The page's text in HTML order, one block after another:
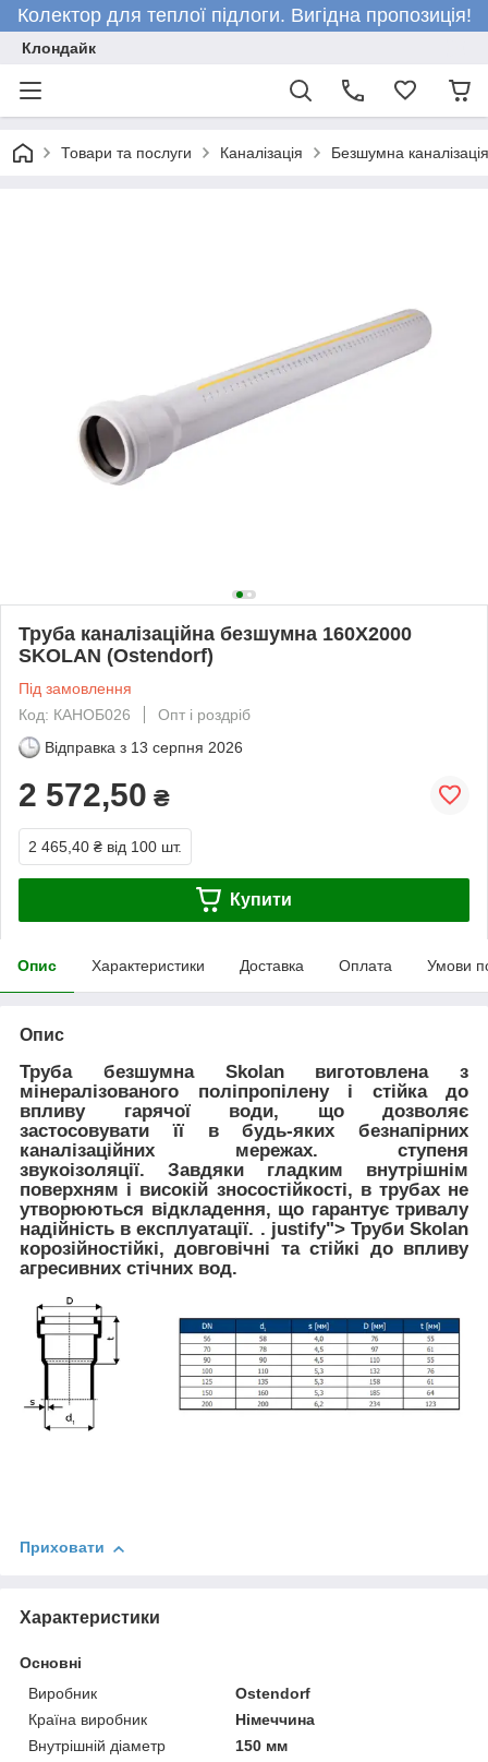
Колектор для теплої підлоги. Вигідна пропозиція!
Клондайк
Товари та послуги Каналізація Безшумна
Труба каналізаційна безшумна 160Х2000
SKOLAN (Ostendorf)
Під замовлення
Код: КАНОБ026
Опт і роздріб
Відправка з 13 серпня 2026
2 572,50 ₴
2 465,40 ₴ від 100 шт.
Купити
Опис Характеристики Доставка Оплата Умови
Опис
Труба безшумна Skolan виготовлена з
мінералізованого поліпропілену і стійка до
впливу гарячої води, що дозволяє
застосовувати її в будь-яких безнапірних
каналізаційних мережах. ступеня
звукоізоляції. Завдяки гладким внутрішнім
поверхням і високій зносостійкості, в трубах не
утворюються відкладення, що гарантує тривалу
надійність в експлуатації. . justify"> Труби Skolan
корозійностійкі, довговічні та стійкі до впливу
агресивних стічних вод.
Приховати
Характеристики
Основні
Виробник
Ostendorf
Країна виробник
Німеччина
Внутрішній діаметр
150 мм